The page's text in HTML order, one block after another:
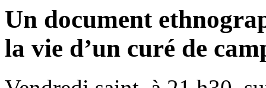
Un document
la vie d’un curé de